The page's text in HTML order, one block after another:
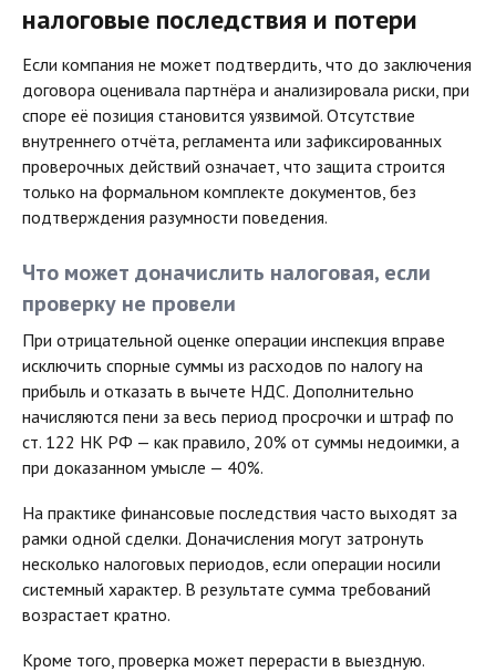
налоговые последствия и потери
Если компания не может подтвердить, что до заключения
договора оценивала партнёра и анализировала риски, при
споре её позиция становится уязвимой. Отсутствие
внутреннего отчёта, регламента или зафиксированных
проверочных действий означает, что защита строится
только на формальном комплекте документов, без
подтверждения разумности поведения.
Что может доначислить налоговая, если
проверку не провели
При отрицательной оценке операции инспекция вправе
исключить спорные суммы из расходов по налогу на
прибыль и отказать в вычете НДС. Дополнительно
начисляются пени за весь период просрочки и штраф по
ст. 122 НК РФ — как правило, 20% от суммы недоимки, а
при доказанном умысле — 40%.
На практике финансовые последствия часто выходят за
рамки одной сделки. Доначисления могут затронуть
несколько налоговых периодов, если операции носили
системный характер. В результате сумма требований
возрастает кратно.
Кроме того, проверка может перерасти в выездную.